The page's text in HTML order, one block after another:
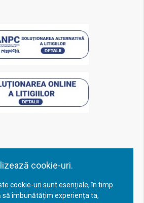
cookie-uri.
cookie-uri sunt esențiale, în timp
să îmbunătățim experiența ta,